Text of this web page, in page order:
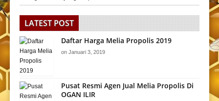
LATEST POST
Daftar Harga Melia Propolis 2019
on Januari 3, 2019
Pusat Resmi Agen Jual Melia Propolis Di
OGAN ILIR